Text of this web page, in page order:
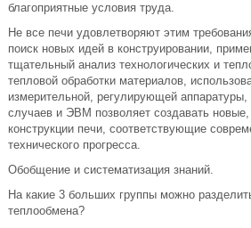
благоприятные условия труда.
Не все печи удовлетворяют этим
поиск новых идей в конструировании,
тщательный анализ технологических и
тепловой обработки материалов,
измерительной, регулирующей
случаев и ЭВМ позволяет создавать
конструкции печи, соответствующие
технического прогресса.
Обобщение и систематизация знаний.
На какие 3 больших группы можно
теплообмена?